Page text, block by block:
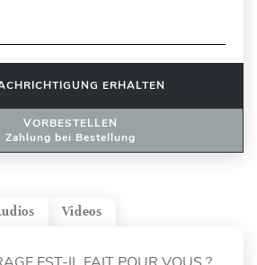
ERHALTEN
VORBESTELLEN
Zahlung bei Bestellung
Videos